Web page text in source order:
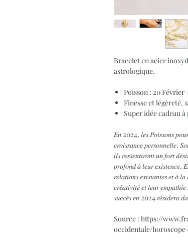
Bracelet en acier
astrologique.
Poisson : 20 Février
Finesse et légèreté,
Super idée cadeau
𝐸𝑛 2024, 𝑙𝑒𝑠 𝑃𝑜𝑖𝑠𝑠𝑜𝑛𝑠
𝑐𝑟𝑜𝑖𝑠𝑠𝑎𝑛𝑐𝑒 𝑝𝑒𝑟𝑠𝑜𝑛𝑛𝑒𝑙𝑙𝑒.
𝑖𝑙𝑠 𝑟𝑒𝑠𝑠𝑒𝑛𝑡𝑖𝑟𝑜𝑛𝑡 𝑢𝑛 𝑓𝑜𝑟𝑡
𝑝𝑟𝑜𝑓𝑜𝑛𝑑 𝑎̀ 𝑙𝑒𝑢𝑟 𝑒𝑥𝑖𝑠𝑡𝑒𝑛𝑐𝑒.
𝑟𝑒𝑙𝑎𝑡𝑖𝑜𝑛𝑠 𝑒𝑥𝑖𝑠𝑡𝑎𝑛𝑡𝑒𝑠 𝑒𝑡 𝑎̀
𝑐𝑟𝑒́𝑎𝑡𝑖𝑣𝑖𝑡𝑒́ 𝑒𝑡 𝑙𝑒𝑢𝑟
𝑠𝑢𝑐𝑐𝑒̀𝑠 𝑒𝑛 2024 𝑟𝑒́𝑠𝑖𝑑𝑒𝑟𝑎
Source : https://
occidentale/